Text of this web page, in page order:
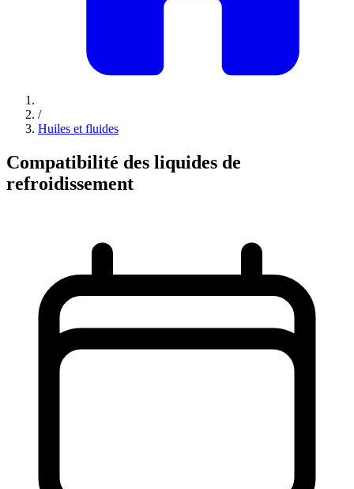
/
Huiles et fluides
Compatibilité des liquides de
refroidissement